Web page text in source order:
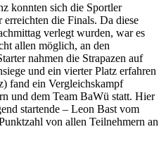
konnten sich die Sportler
die Finals. Da diese
verlegt wurden, war es
allen möglich, an den
nahmen die Strapazen auf
und ein vierter Platz erfahren
fand ein Vergleichskampf
und dem Team BaWü statt. Hier
startende – Leon Bast vom
von allen Teilnehmern an